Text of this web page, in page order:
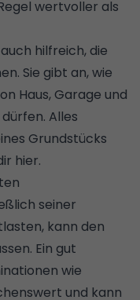
wertvoller als
hilfreich, die
Sie gibt an, wie
Haus, Garage und
Alles
Grundstücks
hier.
seiner
, kann den
Ein gut
wie
und kann